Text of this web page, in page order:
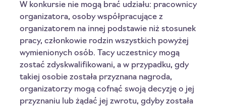
W konkursie nie mogą brać udziału: pracownicy
organizatora, osoby współpracujące z
organizatorem na innej podstawie niż stosunek
pracy, członkowie rodzin wszystkich powyżej
wymienionych osób. Tacy uczestnicy mogą
zostać zdyskwalifikowani, a w przypadku, gdy
takiej osobie została przyznana nagroda,
organizatorzy mogą cofnąć swoją decyzję o jej
przyznaniu lub żądać jej zwrotu, gdyby została